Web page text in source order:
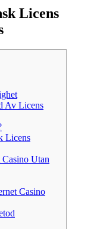
Licens
Av Licens
Licens
Utan
Casino